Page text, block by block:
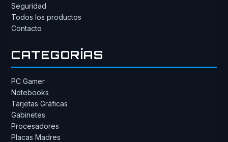
Seguridad
Todos los productos
Contacto
CATEGORÍAS
PC Gamer
Notebooks
Tarjetas Gráficas
Gabinetes
Procesadores
Placas Madres